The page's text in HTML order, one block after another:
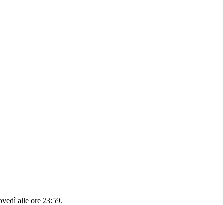
alle ore 23:59.